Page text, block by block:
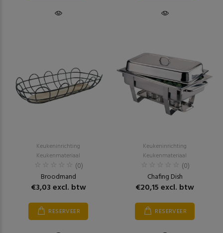
Keukeninrichting
Keukenmateriaal
(0)
Broodmand
€3,03 excl. btw
RESERVEER
Keukeninrichting
Keukenmateriaal
(0)
Chafing Dish
€20,15 excl. btw
RESERVEER